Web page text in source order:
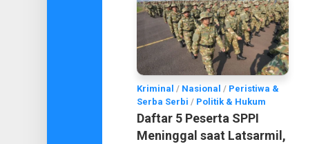
Kriminal / Nasional / Peristiwa &
Serba Serbi / Politik & Hukum
Daftar 5 Peserta SPPI
Meninggal saat Latsarmil,